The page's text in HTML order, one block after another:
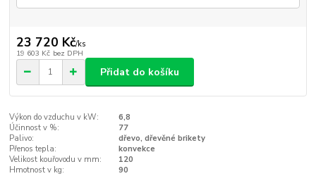
23 720 Kč/ks
19 603 Kč bez DPH
Přidat do košíku
Výkon do vzduchu v kW:
6,8
Účinnost v %:
77
Palivo:
dřevo, dřevěné brikety
Přenos tepla:
konvekce
Velikost kouřovodu v mm:
120
Hmotnost v kg:
90